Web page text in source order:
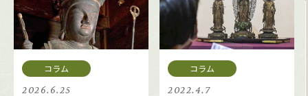
2026.6.25 2022.4.7